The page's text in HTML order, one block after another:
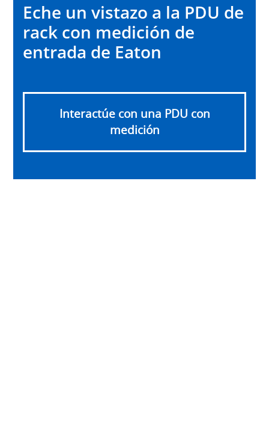
Eche un vistazo a la PDU de
rack con medición de
entrada de Eaton
Interactúe con una PDU con
medición